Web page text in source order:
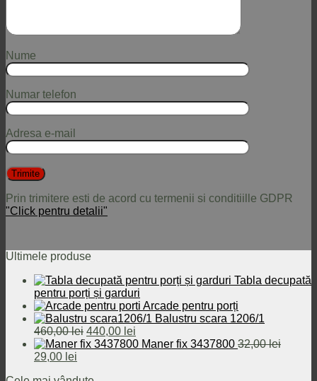
Nume
Numar telefon
Adresa e-mail
Prin trimitere esti de acord cu termenii si conditiille GDPR
"Click pentru detalii"
Ultimele produse
Tabla decupată
pentru porți și garduri
Arcade pentru porți
Balustru scara 1206/1
460,00lei Prețul
inițial
440,00 lei
curent
Maner fix 3437800 32,00lei
Prețul
29,00 lei